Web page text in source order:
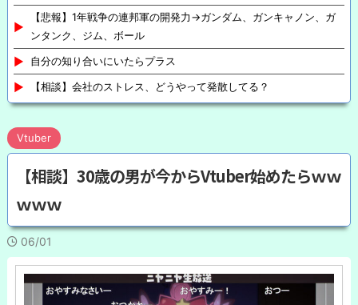
【悲報】1年戦争の連邦軍の開発力→ガンダム、ガンキャノン、ガ
ンタンク、ジム、ボール
自分の知り合いにいたらプラス
【相談】会社のストレス、どうやって発散してる？
Vtuber
【相談】30歳の男が今からVtuber始めたらｗｗ
ｗｗｗ
06/01